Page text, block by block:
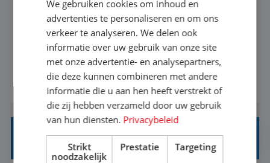
Met jouw ervaring in de reisbranche of
achtergrond in toerisme ben je klaar voor de
volgende stap. Vanaf je stoel reis je de hele
wereld over en speel je moeiteloos in op de
wensen van je team, je klant en wat er in de
reiswereld gebeurt. Met je enthousiasme weet je
klanten te overtuigen om die droomreis te
boeken! ...
BEKIJK VACATURE
REISADVISEUR ALLROUND
We gebruiken cookies om inhoud en
advertenties te personaliseren en om ons
verkeer te analyseren. We delen ook
informatie over uw gebruik van onze site
met onze advertentie- en analysepartners,
die deze kunnen combineren met andere
informatie die u aan hen heeft verstrekt of
die zij hebben verzameld door uw gebruik
van hun diensten. Privacybeleid
Strikt
noodzakelijk
Prestatie Targeting